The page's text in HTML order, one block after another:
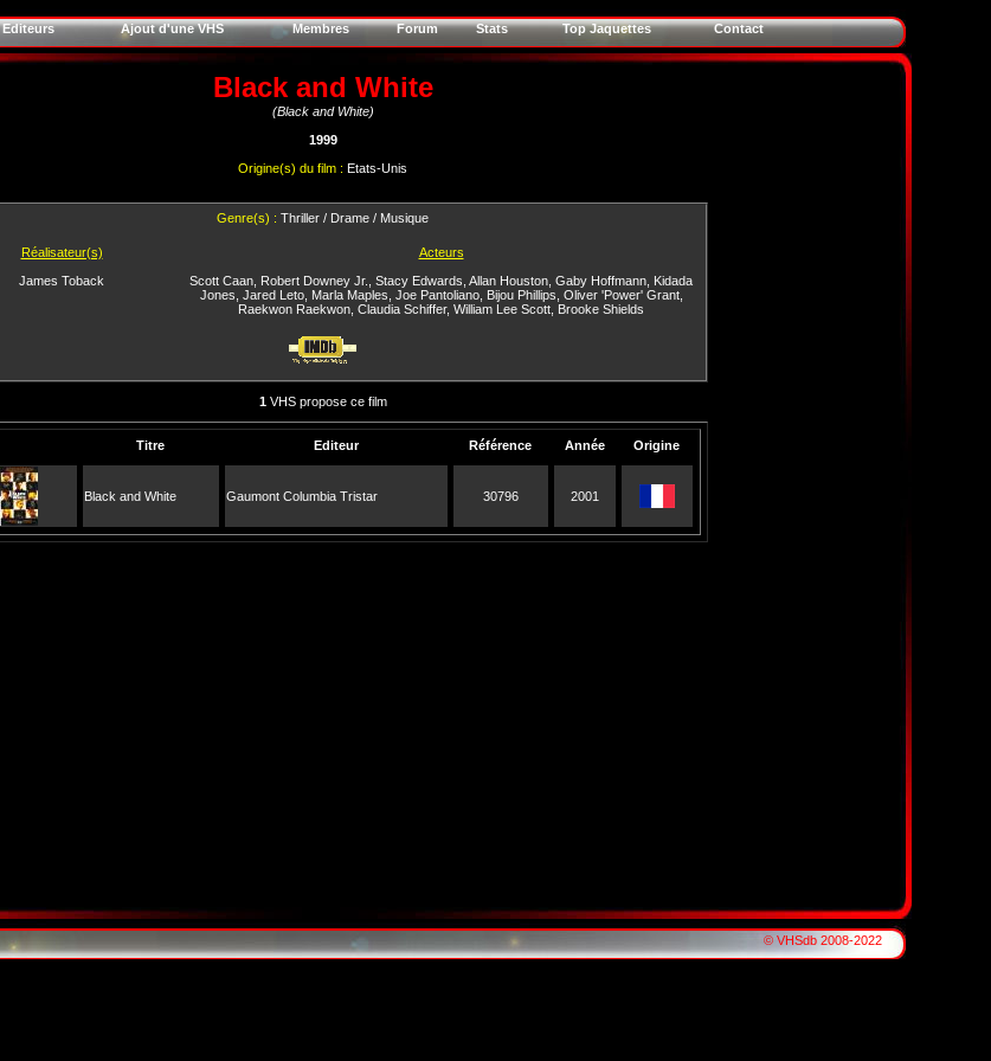
Editeurs Ajout d'une VHS Membres Forum Stats Top Jaquettes Contact
Black and White
(Black and White)
1999
Origine(s) du film : Etats-Unis
Genre(s) : Thriller / Drame / Musique
Réalisateur(s)
James Toback
Acteurs
Scott Caan Robert Downey Jr. Stacy Edwards Allan Houston Gaby Hoffmann Kidada
Jones Jared Leto, Marla Maples Joe Pantoliano, Bijou Phillips Oliver 'Power' Grant,
Raekwon Raekwon Claudia Schiffer, William Lee Scott Brooke Shields
1VHS propose ce film
Titre Editeur Référence Année Origine
Black and White Gaumont Columbia Tristar 30796 2001
© VHSdb 2008-2022